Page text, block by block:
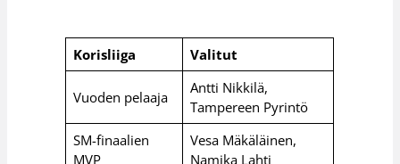
Korisliiga Valitut
Vuoden pelaaja
Antti Nikkilä,
Tampereen Pyrintö
SM-finaalien
MVP
Vesa Mäkäläinen,
Namika Lahti